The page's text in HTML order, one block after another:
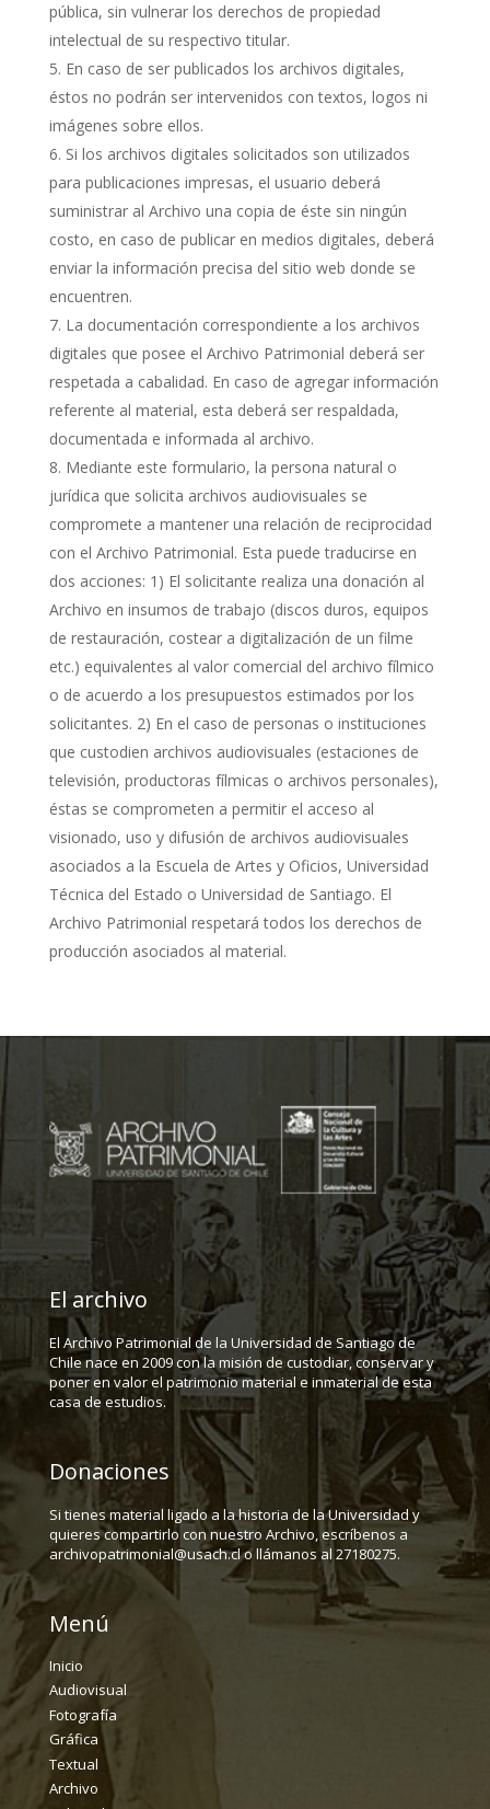
pública, sin vulnerar los derechos de propiedad
intelectual de su respectivo titular.
En caso de ser publicados los archivos digitales,
éstos no podrán ser intervenidos con textos, logos ni
imágenes sobre ellos.
Si los archivos digitales solicitados son utilizados
para publicaciones impresas, el usuario deberá
suministrar al Archivo una copia de éste sin ningún
costo, en caso de publicar en medios digitales, deberá
enviar la información precisa del sitio web donde se
encuentren.
La documentación correspondiente a los archivos
digitales que posee el Archivo Patrimonial deberá ser
respetada a cabalidad. En caso de agregar información
referente al material, esta deberá ser respaldada,
documentada e informada al archivo.
Mediante este formulario, la persona natural o
jurídica que solicita archivos audiovisuales se
compromete a mantener una relación de reciprocidad
con el Archivo Patrimonial. Esta puede traducirse en
dos acciones: 1) El solicitante realiza una donación al
Archivo en insumos de trabajo (discos duros, equipos
de restauración, costear a digitalización de un filme
etc.) equivalentes al valor comercial del archivo fílmico
o de acuerdo a los presupuestos estimados por los
solicitantes. 2) En el caso de personas o instituciones
que custodien archivos audiovisuales (estaciones de
televisión, productoras fílmicas o archivos personales),
éstas se comprometen a permitir el acceso al
visionado, uso y difusión de archivos audiovisuales
asociados a la Escuela de Artes y Oficios, Universidad
Técnica del Estado o Universidad de Santiago. El
Archivo Patrimonial respetará todos los derechos de
producción asociados al material.
El archivo
El Archivo Patrimonial de la Universidad de Santiago de
Chile nace en 2009 con la misión de custodiar, conservar y
poner en valor el patrimonio material e inmaterial de esta
casa de estudios.
Donaciones
Si tienes material ligado a la historia de la Universidad y
quieres compartirlo con nuestro Archivo, escríbenos a
archivopatrimonial@usach.cl o llámanos al 27180275.
Menú
Inicio
Audiovisual
Fotografía
Gráfica
Textual
Archivo